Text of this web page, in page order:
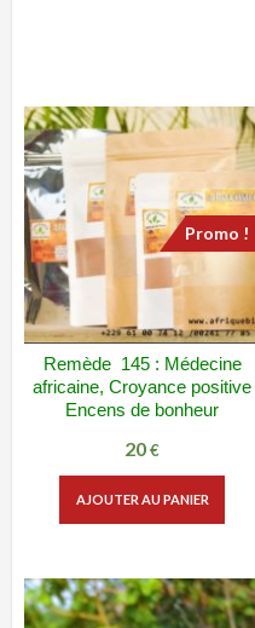
Promo !
VUE RAPIDE
ADD WISHLIST
Remède 145 : Médecine
africaine, Croyance positive
Encens de bonheur
Le
initial
30 €.
20€
actuel
20 €.
AJOUTER AU PANIER